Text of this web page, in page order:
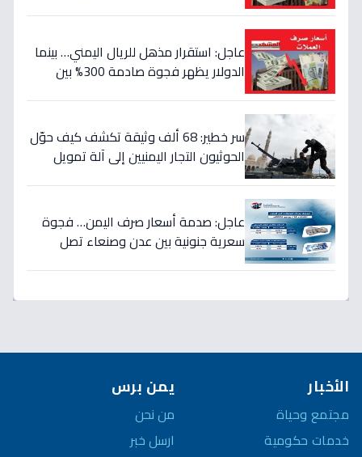
عاجل: استقرار مذهل للريال اليمني… بينما
الدولار يظهر فجوة صادمة 300% بين
سر خطير: 68 ألف وثيقة تكشف كيف حوّل
الحوثيون التجار اليمنيين إلى آلة تمويل
عاجل: صدمة أسعار صرف اليمن… فجوة
سعرية جنونية بين عدن وصنعاء تصل
الأخبار
مجتمع وحياة
خدمات حكومية
يمن برس
من نحن
ارسل خبر